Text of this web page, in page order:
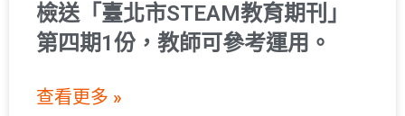
檢送「臺北市STEAM教育期刊」
第四期1份，教師可參考運用。
查看更多 »